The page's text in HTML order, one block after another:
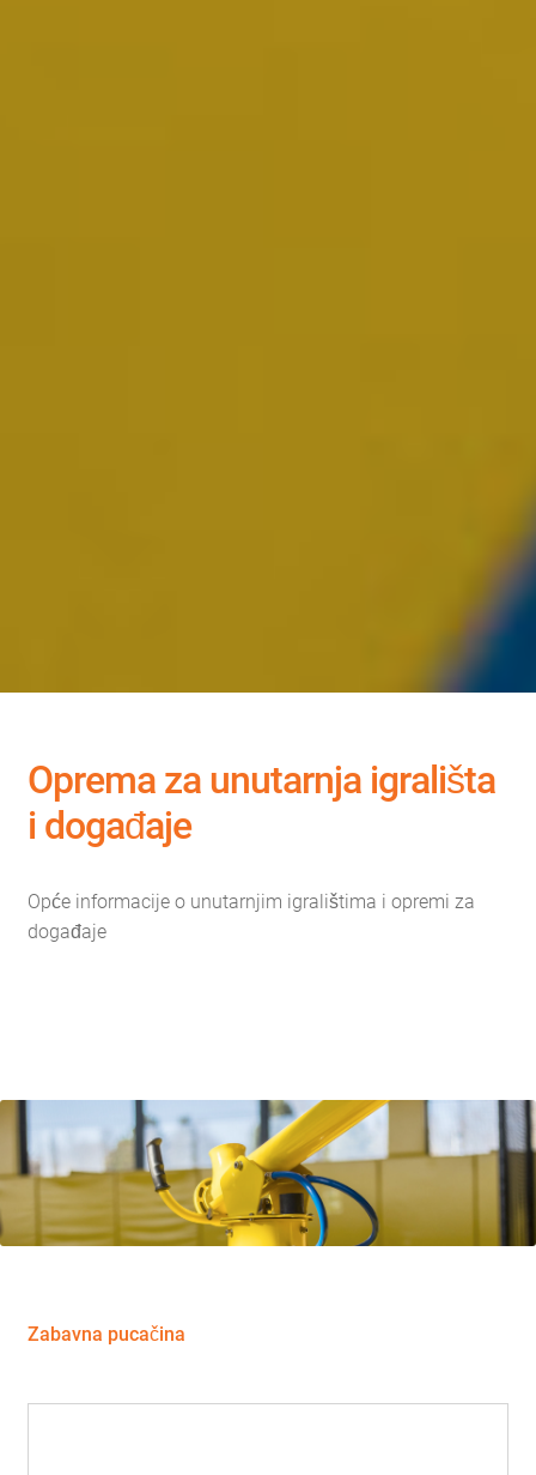
Oprema za unutarnja igrališta
i događaje
Opće informacije o unutarnjim igralištima i opremi za
događaje
Zabavna pucačina